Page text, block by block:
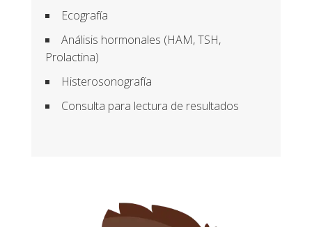
Ecografía
Análisis hormonales (HAM, TSH,
Prolactina)
Histerosonografía
Consulta para lectura de resultados